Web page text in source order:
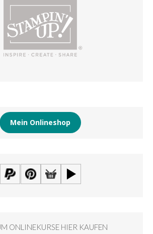
Mein Onlineshop
ONLINEKURSE HIER KAUFEN